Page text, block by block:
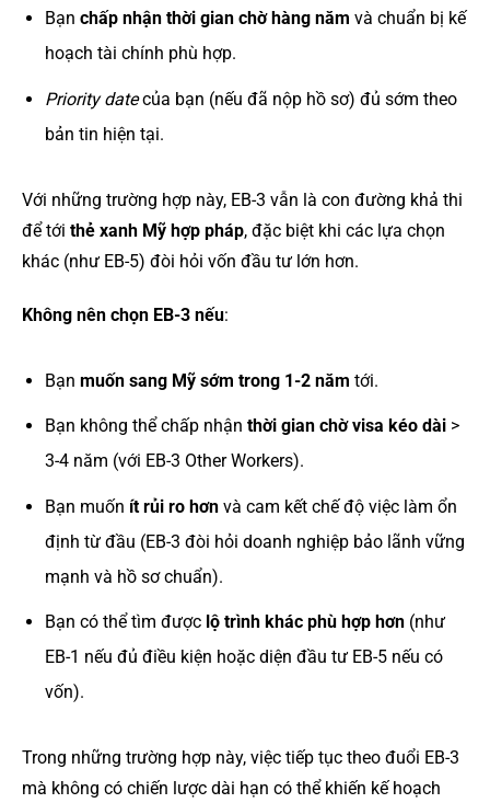
Bạn chấp nhận thời gian chờ hàng năm và chuẩn bị kế
hoạch tài chính phù hợp.
Priority datecủa bạn (nếu đã nộp hồ sơ) đủ sớm theo
bản tin hiện tại.
Với những trường hợp này, EB-3 vẫn là con đường khả thi
để tới thẻ xanh Mỹ hợp pháp, đặc biệt khi các lựa chọn
khác (như EB-5) đòi hỏi vốn đầu tư lớn hơn.
Không nên chọn EB-3 nếu:
Bạn muốn sang Mỹ sớm trong 1-2 năm tới.
Bạn không thể chấp nhận thời gian chờ visa kéo dài>
3-4 năm (với EB-3 Other Workers).
Bạn muốn ít rủi ro hơnvà cam kết chế độ việc làm ổn
định từ đầu (EB-3 đòi hỏi doanh nghiệp bảo lãnh vững
mạnh và hồ sơ chuẩn).
Bạn có thể tìm được lộ trình khác phù hợp hơn(như
EB-1 nếu đủ điều kiện hoặc diện đầu tư EB-5 nếu có
vốn).
Trong những trường hợp này, việc tiếp tục theo đuổi EB-3
mà không có chiến lược dài hạn có thể khiến kế hoạch